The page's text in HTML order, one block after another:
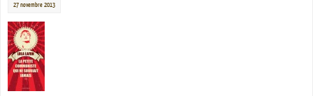
27 novembre 2013